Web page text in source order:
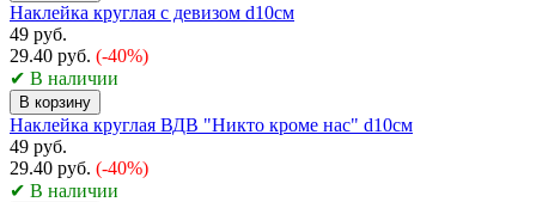
Наклейка круглая с девизом d10см
49 руб.
29.40 руб. (-40%)
✔ В наличии
В корзину
Наклейка круглая ВДВ "Никто кроме нас" d10см
49 руб.
29.40 руб. (-40%)
✔ В наличии